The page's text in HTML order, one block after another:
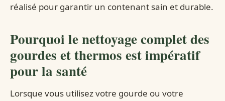
réalisé pour garantir un contenant sain et durable.
Pourquoi le nettoyage complet des
gourdes et thermos est impératif
pour la santé
Lorsque vous utilisez votre gourde ou votre